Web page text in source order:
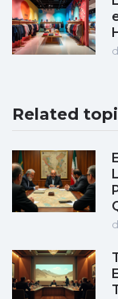
Related